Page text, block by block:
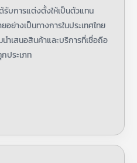
รับการแต่งตั้งให้เป็นตัวแทน
อย่างเป็นทางการในประเทศไทย
ำเสนอสินค้าและบริการที่เชื่อถือ
ประเภท